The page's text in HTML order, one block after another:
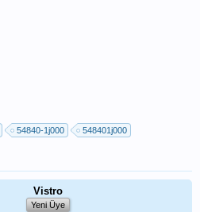
54840-1j000
548401j000
Vistro
Yeni Üye